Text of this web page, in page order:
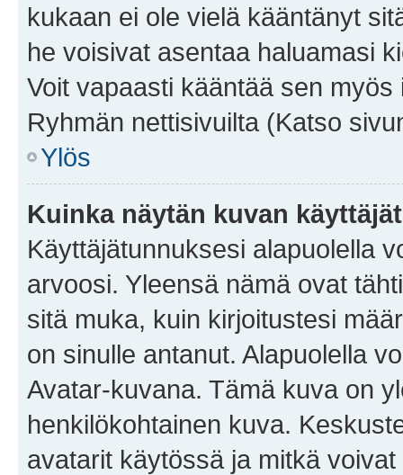
kukaan ei ole vielä kääntänyt
he voisivat asentaa haluamasi
Voit vapaasti kääntää sen
Ryhmän nettisivuilta (Katso
Ylös
Kuinka näytän kuvan
Käyttäjätunnuksesi alapuolella
arvoosi. Yleensä nämä ovat
sitä muka, kuin kirjoitustesi
on sinulle antanut. Alapuolella
Avatar-kuvana. Tämä kuva on
henkilökohtainen kuva.
avatarit käytössä ja mitkä